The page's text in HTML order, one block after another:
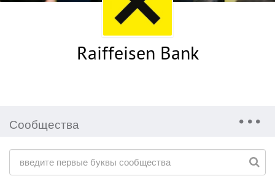
Raiffeisen Bank
Сообщества